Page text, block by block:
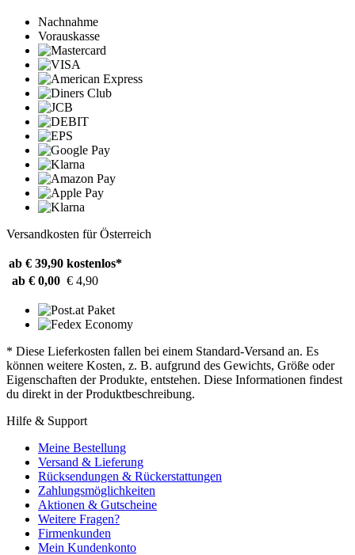
Nachnahme
Vorauskasse
Versandkosten für Österreich
ab € 39,90 kostenlos*
ab € 0,00 € 4,90
* Diese Lieferkosten fallen bei einem Standard-Versand an. Es
können weitere Kosten, z. B. aufgrund des Gewichts, Größe oder
Eigenschaften der Produkte, entstehen. Diese Informationen findest
du direkt in der Produktbeschreibung.
Hilfe & Support
Meine Bestellung
Versand & Lieferung
Rücksendungen & Rückerstattungen
Zahlungsmöglichkeiten
Aktionen & Gutscheine
Weitere Fragen?
Firmenkunden
Mein Kundenkonto